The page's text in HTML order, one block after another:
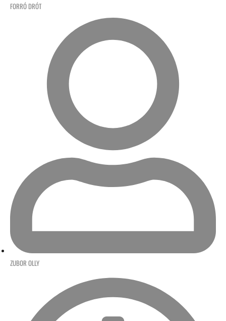
FORRÓ DRÓT
ZUBOR OLLY